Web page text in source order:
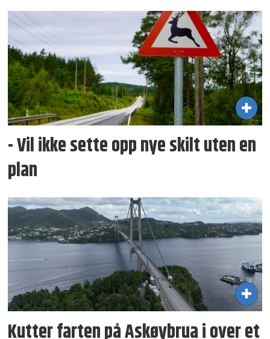
- Vil ikke sette opp nye skilt uten en
plan
Kutter farten på Askøybrua i over et